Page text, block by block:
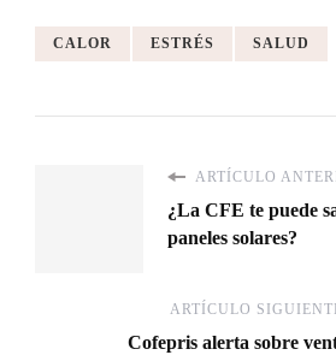
CALOR ESTRÉS SALUD
ARTÍCULO
¿La CFE te puede
paneles solares?
ARTÍCULO
Cofepris alerta sobre